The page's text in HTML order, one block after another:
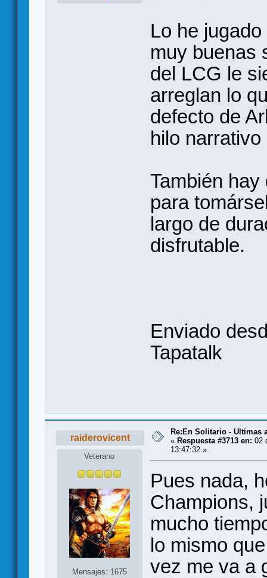
Lo he
muy buenas
del LCG le
arreglan lo
defecto de
hilo
También
para
largo de
disfrutable.
Enviado
Tapatalk
raiderovicent
Veterano
Mensajes: 1675
Re:En Solitario - Ultimas
« Respuesta #3713 en: 02
13:47:32 »
Pues nada,
Champions,
mucho
lo mismo
vez me va a